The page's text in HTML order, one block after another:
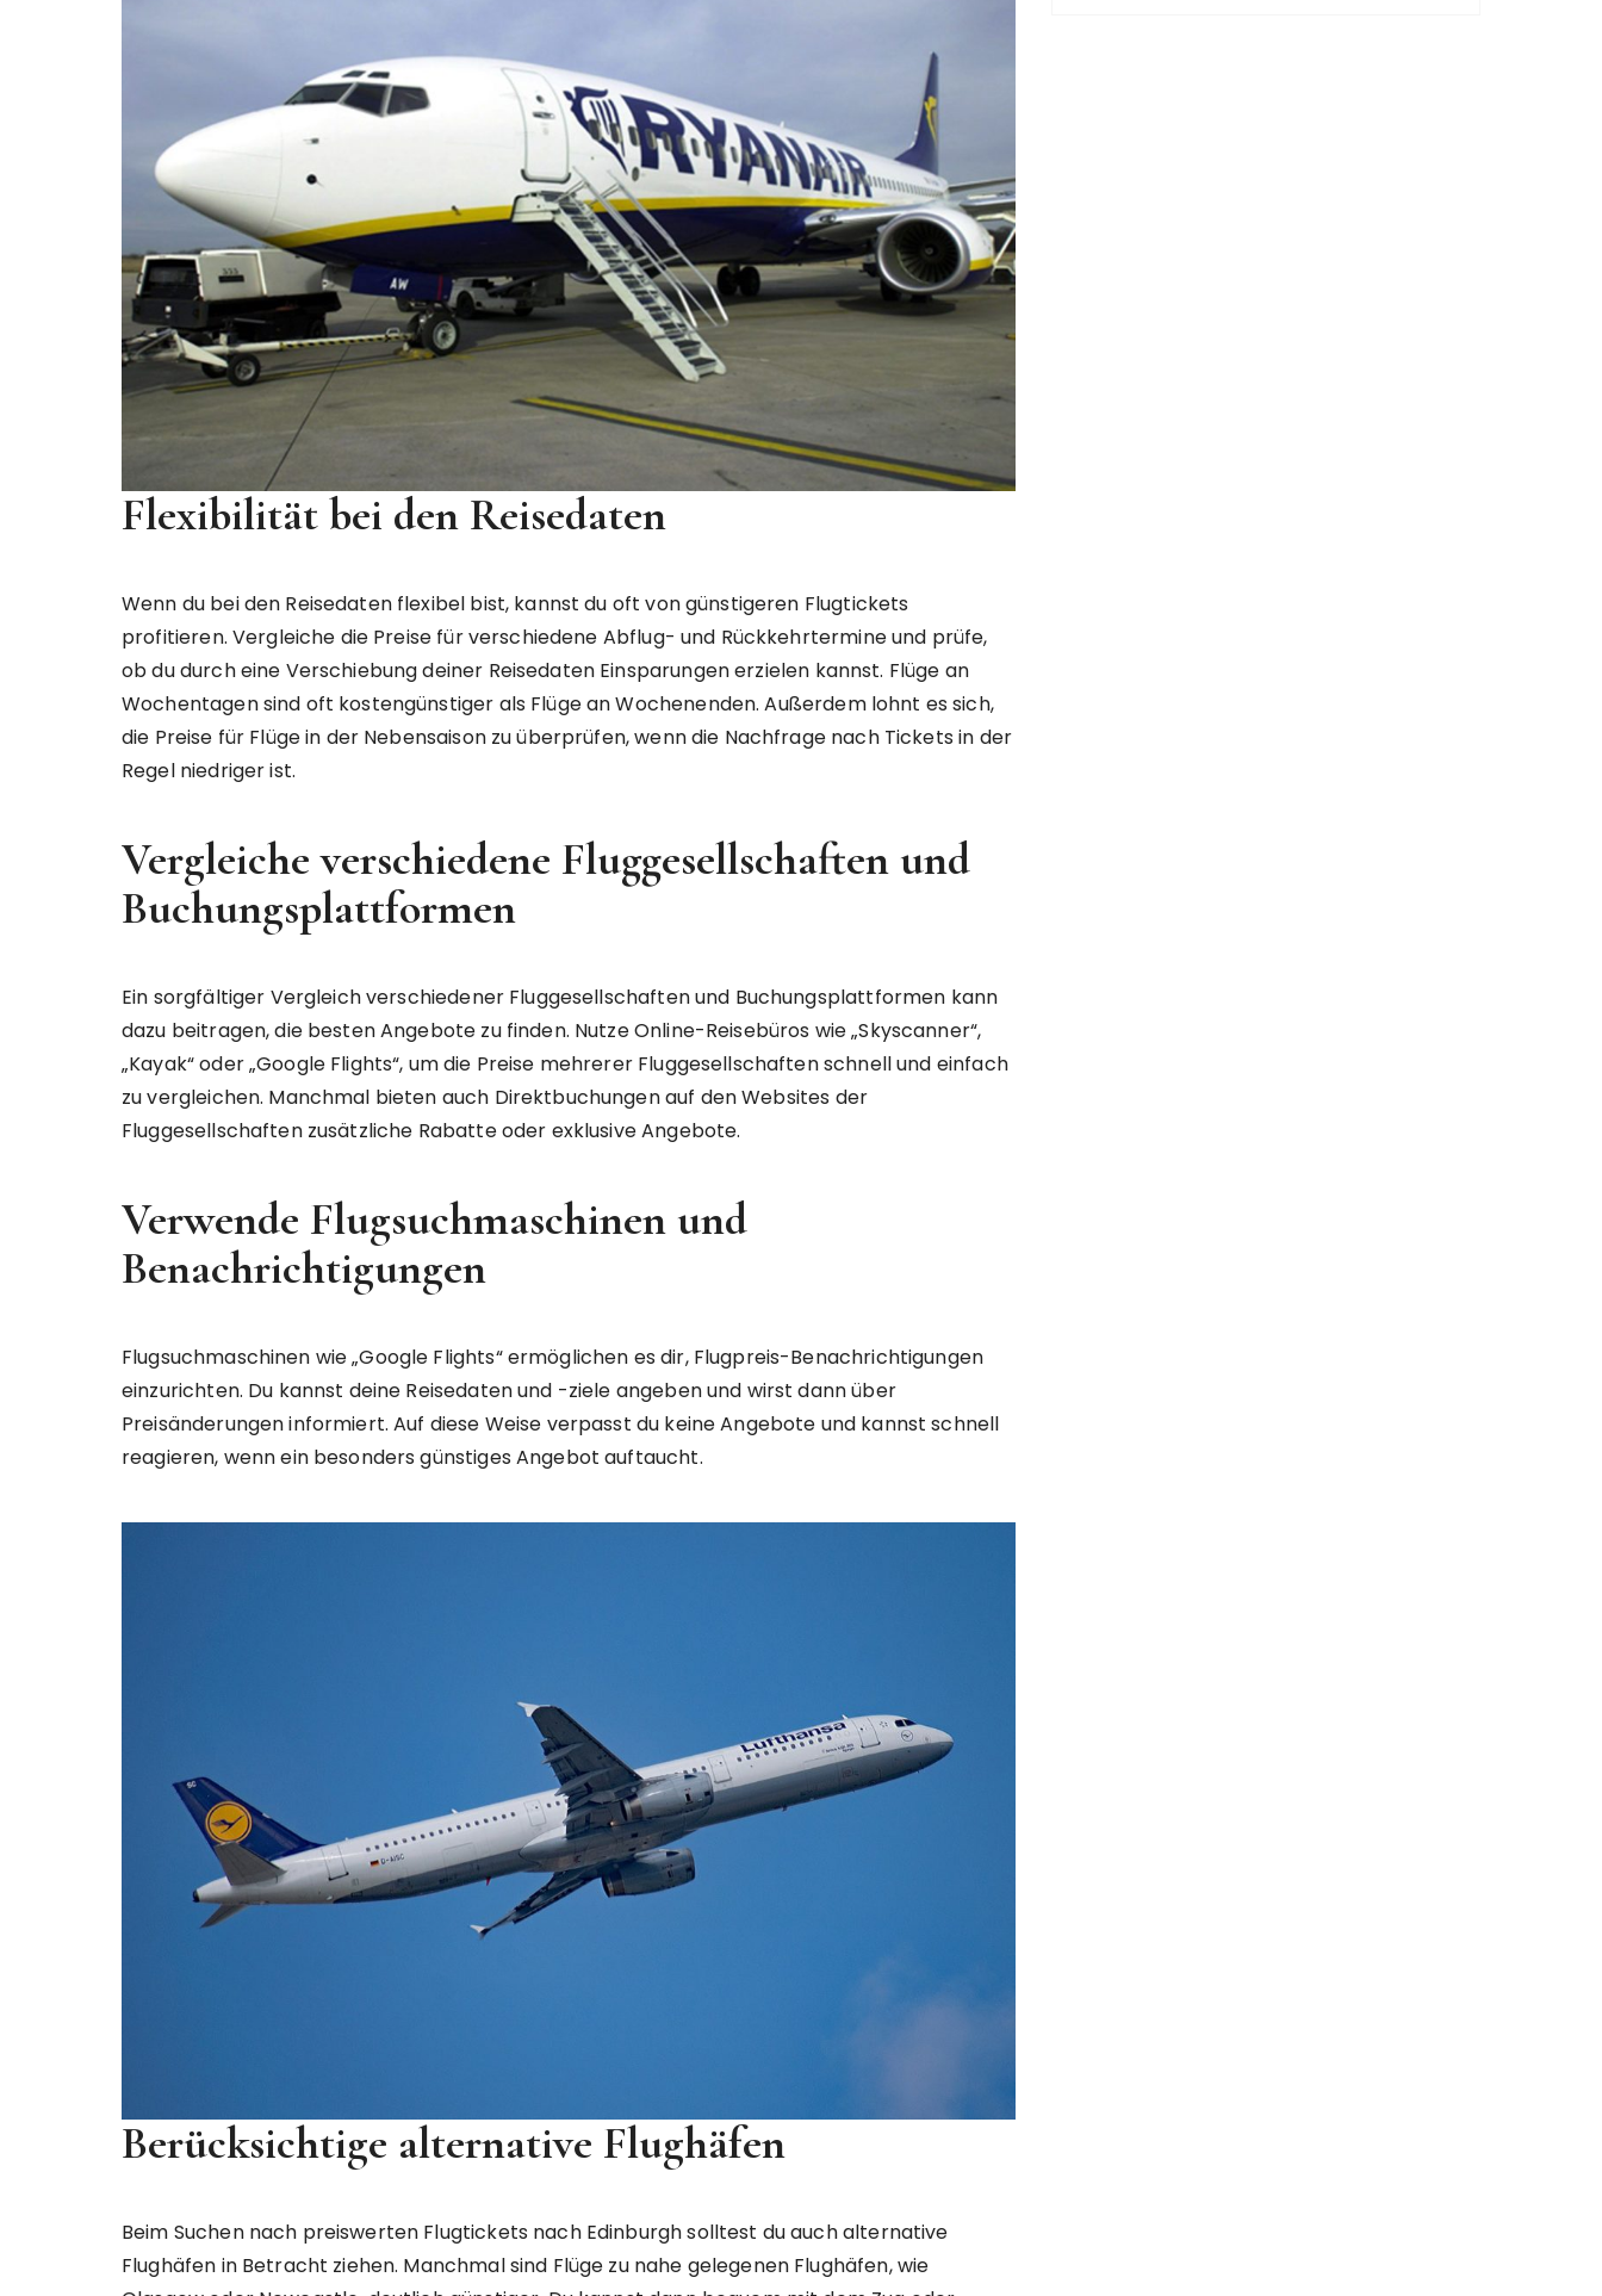
Flexibilität bei den Reisedaten
Wenn du bei den Reisedaten flexibel bist, kannst du oft von günstigeren Flugtickets
profitieren. Vergleiche die Preise für verschiedene Abflug- und Rückkehrtermine und prüfe,
ob du durch eine Verschiebung deiner Reisedaten Einsparungen erzielen kannst. Flüge an
Wochentagen sind oft kostengünstiger als Flüge an Wochenenden. Außerdem lohnt es sich,
die Preise für Flüge in der Nebensaison zu überprüfen, wenn die Nachfrage nach Tickets in der
Regel niedriger ist.
Vergleiche verschiedene Fluggesellschaften und
Buchungsplattformen
Ein sorgfältiger Vergleich verschiedener Fluggesellschaften und Buchungsplattformen kann
dazu beitragen, die besten Angebote zu finden. Nutze Online-Reisebüros wie „Skyscanner“,
„Kayak“ oder „Google Flights“, um die Preise mehrerer Fluggesellschaften schnell und einfach
zu vergleichen. Manchmal bieten auch Direktbuchungen auf den Websites der
Fluggesellschaften zusätzliche Rabatte oder exklusive Angebote.
Verwende Flugsuchmaschinen und
Benachrichtigungen
Flugsuchmaschinen wie „Google Flights“ ermöglichen es dir, Flugpreis-Benachrichtigungen
einzurichten. Du kannst deine Reisedaten und -ziele angeben und wirst dann über
Preisänderungen informiert. Auf diese Weise verpasst du keine Angebote und kannst schnell
reagieren, wenn ein besonders günstiges Angebot auftaucht.
Berücksichtige alternative Flughäfen
Beim Suchen nach preiswerten Flugtickets nach Edinburgh solltest du auch alternative
Flughäfen in Betracht ziehen. Manchmal sind Flüge zu nahe gelegenen Flughäfen, wie